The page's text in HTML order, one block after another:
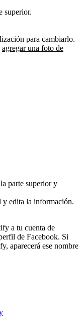
superior.
para cambiarlo.
agregar una foto de
parte superior y
edita la información.
a tu cuenta de
de Facebook. Si
aparecerá ese nombre